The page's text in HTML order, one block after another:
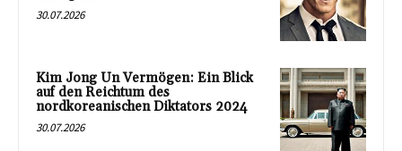
30.07.2026
Kim Jong Un Vermögen: Ein Blick
auf den Reichtum des
nordkoreanischen Diktators 2024
30.07.2026